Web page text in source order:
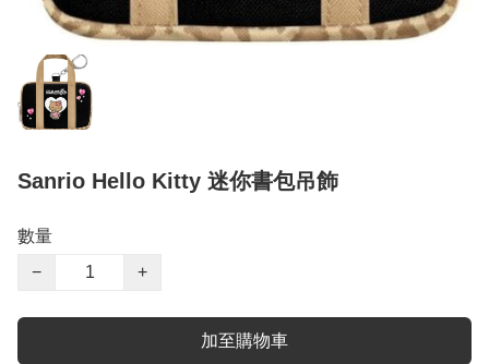
Sanrio Hello Kitty 迷你書包吊飾
數量
−
+
加至購物車